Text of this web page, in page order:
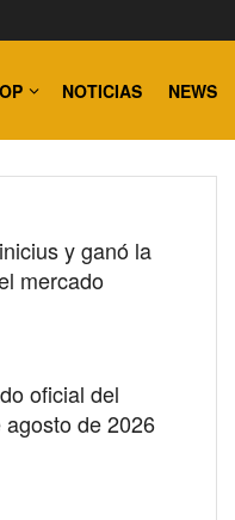
NOTICIAS NEWS
y ganó la
mercado
oficial del
de 2026